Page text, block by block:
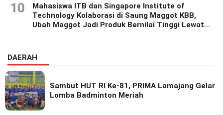
10
Mahasiswa ITB dan Singapore Institute of
Technology Kolaborasi di Saung Maggot KBB,
Ubah Maggot Jadi Produk Bernilai Tinggi Lewat
DAERAH
Sambut HUT RI Ke-81, PRIMA Lamajang Gelar
Lomba Badminton Meriah